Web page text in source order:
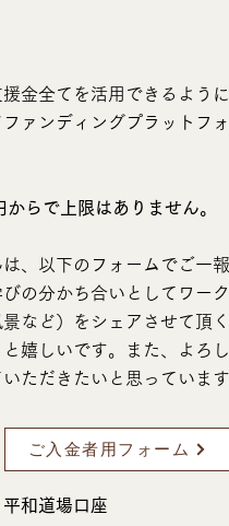
金全てを活用できるよう
ァンディングプラットフ
らで上限はありません。
、以下のフォームでご一
の分かち合いとしてワー
など）をシェアさせて頂
嬉しいです。また、よろ
ただきたいと思っていま
ご入金者用フォーム
和道場口座